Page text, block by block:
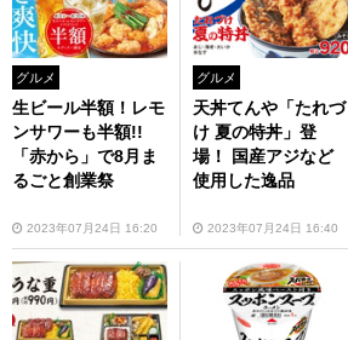
グルメ
生ビール半額！レモ
ンサワーも半額!!
「赤から」で8月ま
るごと創業祭
2023年07月24日 16:20
グルメ
天丼てんや「たれづ
け 夏の特丼」登
場！ 国産アジなど
使用した逸品
2023年07月24日 16:40